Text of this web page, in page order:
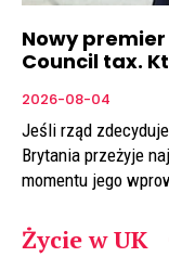
Nowy
Council tax.
2026-08-04
Jeśli rząd
Brytania przeżyje
momentu jego
Życie w UK